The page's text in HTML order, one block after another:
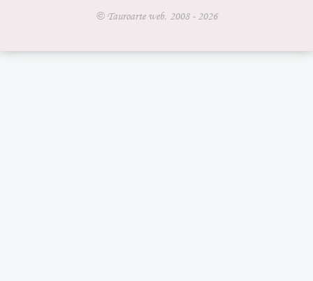
© Tauroarte web, 2008 - 2026